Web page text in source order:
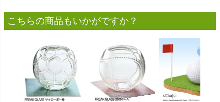
こちらの商品もいかがですか？